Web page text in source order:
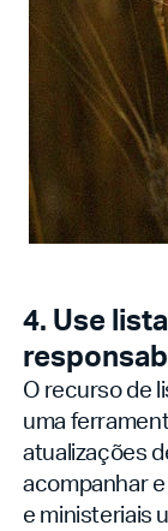
4. Use
O recurso de
uma
atualizações
acompanhar
e ministeriais